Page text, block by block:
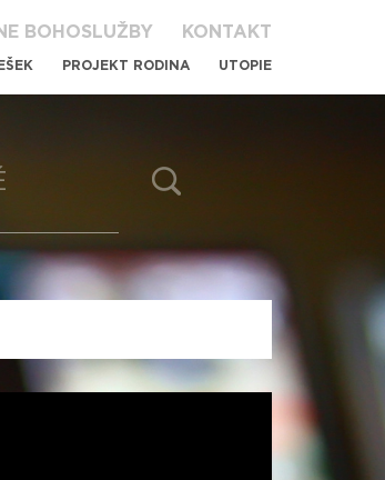
BOHOSLUŽBY KONTAKT
PROJEKT RODINA UTOPIE